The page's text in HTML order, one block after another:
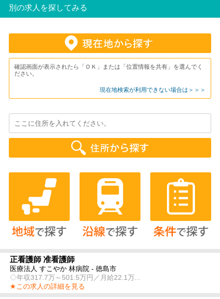
別の求人を探してみる
確認画面が表示されたら「ＯＫ」または「位置情報を共有」を選んでく
ださい。
現在地検索が利用できない場合は＞＞＞
正看護師 准看護師
医療法人 すこやか 林病院 - 徳島市
◇年収317.7万～501.5万円／月給22.1万...
★この求人の詳細を見る